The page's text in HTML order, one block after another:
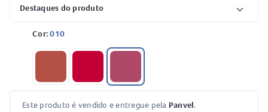
Destaques do produto
Cor:010
Este produto é vendido e entregue pela Panvel.